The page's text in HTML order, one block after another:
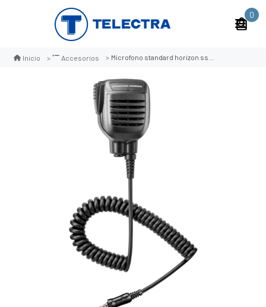
0
Inicio Accesorios Microfono standard horizon ssm-21a